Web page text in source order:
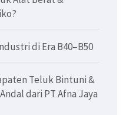
di Era B40–B50
Teluk Bintuni &
dari PT Afna Jaya